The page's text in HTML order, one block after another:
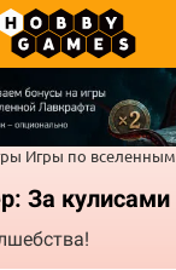
Игры по вселенным
За кулисами